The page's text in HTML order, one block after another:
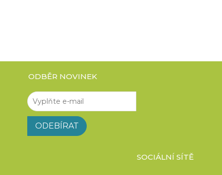
ODBĚR NOVINEK
SOCIÁLNÍ SÍTĚ